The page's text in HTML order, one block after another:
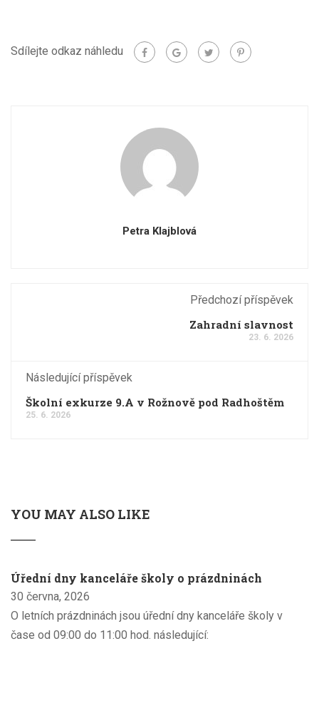
Sdílejte odkaz náhledu
Petra Klajblová
Předchozí příspěvek
Zahradní slavnost
23. 6. 2026
Následující příspěvek
Školní exkurze 9.A v Rožnově pod Radhoštěm
25. 6. 2026
YOU MAY ALSO LIKE
Úřední dny kanceláře školy o prázdninách
30 června, 2026
O letních prázdninách jsou úřední dny kanceláře školy v
čase od 09:00 do 11:00 hod. následující: